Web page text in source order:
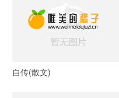
自传(散文)